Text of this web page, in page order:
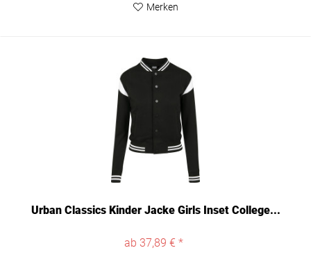
Merken
Urban Classics Kinder Jacke Girls Inset College...
ab 37,89 € *